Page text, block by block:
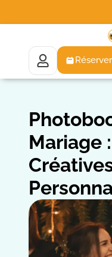
Réserver
Mariage